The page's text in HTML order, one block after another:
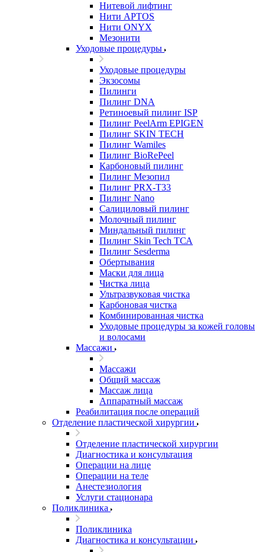
Нитевой лифтинг
Нити APTOS
Нити ONYX
Мезонити
Уходовые процедуры
Уходовые процедуры
Экзосомы
Пилинги
Пилинг DNA
Ретиноевый пилинг ISP
Пилинг PeelArm EPIGEN
Пилинг SKIN TECH
Пилинг Wamiles
Пилинг BioRePeel
Карбоновый пилинг
Пилинг Мезопил
Пилинг PRX-T33
Пилинг Nano
Салициловый пилинг
Молочный пилинг
Миндальный пилинг
Пилинг Skin Tech ТСА
Пилинг Sesderma
Обертывания
Маски для лица
Чистка лица
Ультразвуковая чистка
Карбоновая чистка
Комбинированная чистка
Уходовые процедуры за кожей головы
и волосами
Массажи
Массажи
Общий массаж
Массаж лица
Аппаратный массаж
Реабилитация после операций
Отделение пластической хирургии
Отделение пластической хирургии
Диагностика и консультация
Операции на лице
Операции на теле
Анестезиология
Услуги стационара
Поликлиника
Поликлиника
Диагностика и консультации